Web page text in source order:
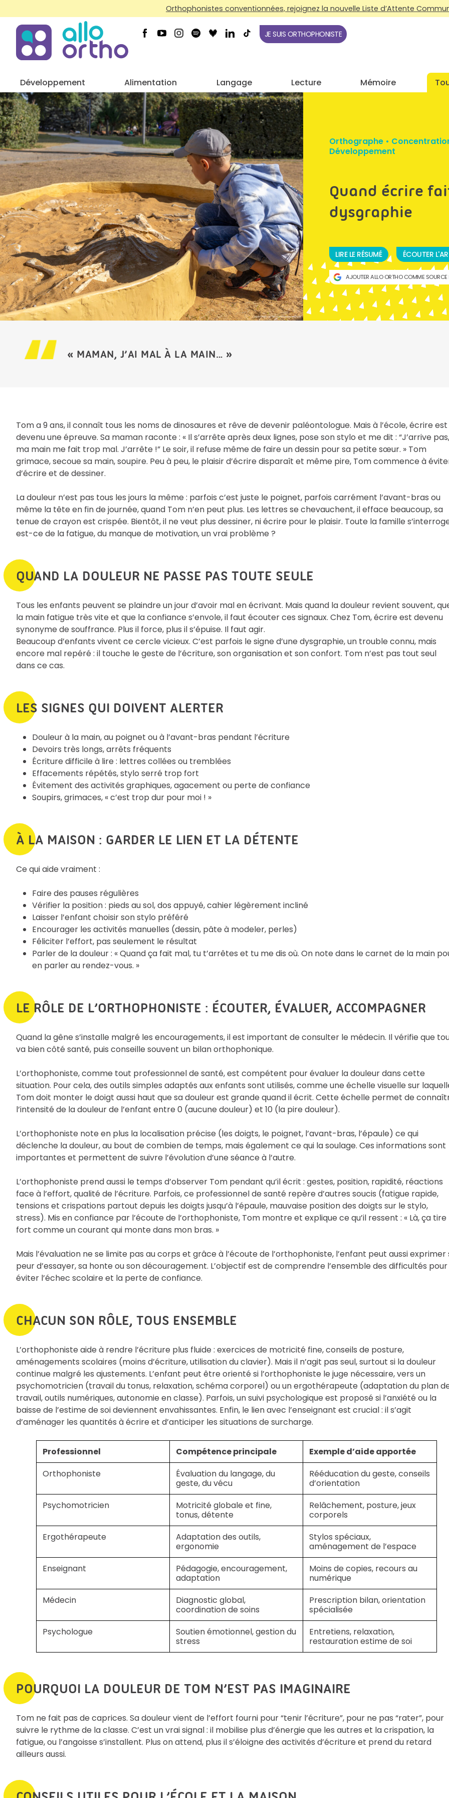
Orthophonistes conventionnées, rejoignez la nouvelle Liste d’Attente
JE SUIS ORTHOPHONISTE
Développement Alimentation Langage Lecture Mémoire
Crédit Photo by Alla chesnokova in Istock
Orthographe•
Développement
Quand écrire
dysgraphie
LIRE LE RÉSUMÉ ÉCOUTER
AJOUTER ALLO ORTHO COMME SOURCE
« MAMAN, J’AI MAL À LA MAIN… »
Tom a 9 ans, il connaît tous les noms de dinosaures et rêve de devenir paléontologue. Mais à l’école, écrire est
devenu une épreuve. Sa maman raconte : « Il s’arrête après deux lignes, pose son stylo et me dit : “J’arrive pas,
ma main me fait trop mal. J’arrête !” Le soir, il refuse même de faire un dessin pour sa petite sœur. » Tom
grimace, secoue sa main, soupire. Peu à peu, le plaisir d’écrire disparaît et même pire, Tom commence à
d’écrire et de dessiner.
La douleur n’est pas tous les jours la même : parfois c’est juste le poignet, parfois carrément l’avant-bras ou
même la tête en fin de journée, quand Tom n’en peut plus. Les lettres se chevauchent, il efface beaucoup, sa
tenue de crayon est crispée. Bientôt, il ne veut plus dessiner, ni écrire pour le plaisir. Toute la famille
est-ce de la fatigue, du manque de motivation, un vrai problème ?
QUAND LA DOULEUR NE PASSE PAS TOUTE SEULE
Tous les enfants peuvent se plaindre un jour d’avoir mal en écrivant. Mais quand la douleur revient souvent,
la main fatigue très vite et que la confiance s’envole, il faut écouter ces signaux. Chez Tom, écrire est devenu
synonyme de souffrance. Plus il force, plus il s’épuise. Il faut agir.
Beaucoup d’enfants vivent ce cercle vicieux. C’est parfois le signe d’une dysgraphie, un trouble connu, mais
encore mal repéré : il touche le geste de l’écriture, son organisation et son confort. Tom n’est pas tout seul
dans ce cas.
LES SIGNES QUI DOIVENT ALERTER
Douleur à la main, au poignet ou à l’avant-bras pendant l’écriture
Devoirs très longs, arrêts fréquents
Écriture difficile à lire : lettres collées ou tremblées
Effacements répétés, stylo serré trop fort
Évitement des activités graphiques, agacement ou perte de confiance
Soupirs, grimaces, « c’est trop dur pour moi ! »
À LA MAISON : GARDER LE LIEN ET LA DÉTENTE
Ce qui aide vraiment :
Faire des pauses régulières
Vérifier la position : pieds au sol, dos appuyé, cahier légèrement incliné
Laisser l’enfant choisir son stylo préféré
Encourager les activités manuelles (dessin, pâte à modeler, perles)
Féliciter l’effort, pas seulement le résultat
Parler de la douleur : « Quand ça fait mal, tu t’arrêtes et tu me dis où. On note dans le carnet de la main
en parler au rendez-vous. »
LE RÔLE DE L’ORTHOPHONISTE : ÉCOUTER, ÉVALUER, ACCOMPAGNER
Quand la gêne s’installe malgré les encouragements, il est important de consulter le médecin. Il vérifie que
va bien côté santé, puis conseille souvent un bilan orthophonique.
L’orthophoniste, comme tout professionnel de santé, est compétent pour évaluer la douleur dans cette
situation. Pour cela, des outils simples adaptés aux enfants sont utilisés, comme une échelle visuelle sur
Tom doit monter le doigt aussi haut que sa douleur est grande quand il écrit. Cette échelle permet de
l’intensité de la douleur de l’enfant entre 0 (aucune douleur) et 10 (la pire douleur).
L’orthophoniste note en plus la localisation précise (les doigts, le poignet, l’avant-bras, l’épaule) ce qui
déclenche la douleur, au bout de combien de temps, mais également ce qui la soulage. Ces informations sont
importantes et permettent de suivre l’évolution d’une séance à l’autre.
L’orthophoniste prend aussi le temps d’observer Tom pendant qu’il écrit : gestes, position, rapidité, réactions
face à l’effort, qualité de l’écriture. Parfois, ce professionnel de santé repère d’autres soucis (fatigue rapide,
tensions et crispations partout depuis les doigts jusqu’à l’épaule, mauvaise position des doigts sur le stylo,
stress). Mis en confiance par l’écoute de l’orthophoniste, Tom montre et explique ce qu’il ressent : « Là, ça tire
fort comme un courant qui monte dans mon bras. »
Mais l’évaluation ne se limite pas au corps et grâce à l’écoute de l’orthophoniste, l’enfant peut aussi exprimer
peur d’essayer, sa honte ou son découragement. L’objectif est de comprendre l’ensemble des difficultés pour
éviter l’échec scolaire et la perte de confiance.
CHACUN SON RÔLE, TOUS ENSEMBLE
L’orthophoniste aide à rendre l’écriture plus fluide : exercices de motricité fine, conseils de posture,
aménagements scolaires (moins d’écriture, utilisation du clavier). Mais il n’agit pas seul, surtout si la douleur
continue malgré les ajustements. L’enfant peut être orienté si l’orthophoniste le juge nécessaire, vers un
psychomotricien (travail du tonus, relaxation, schéma corporel) ou un ergothérapeute (adaptation du plan
travail, outils numériques, autonomie en classe). Parfois, un suivi psychologique est proposé si l’anxiété ou la
baisse de l’estime de soi deviennent envahissantes. Enfin, le lien avec l’enseignant est crucial : il s’agit
d’aménager les quantités à écrire et d’anticiper les situations de surcharge.
Professionnel Compétence principale
Exemple d’aide apportée
Orthophoniste
Évaluation du langage, du
geste, du vécu
Rééducation du geste, conseils
d’orientation
Psychomotricien
Motricité globale et fine,
tonus, détente
Relâchement, posture, jeux
corporels
Ergothérapeute
Adaptation des outils,
ergonomie
Stylos spéciaux,
aménagement de l’espace
Enseignant
Pédagogie, encouragement,
adaptation
Moins de copies, recours au
numérique
Médecin
Diagnostic global,
coordination de soins
Prescription bilan, orientation
spécialisée
Psychologue
Soutien émotionnel, gestion du
stress
Entretiens, relaxation,
restauration estime de soi
POURQUOI LA DOULEUR DE TOM N’EST PAS IMAGINAIRE
Tom ne fait pas de caprices. Sa douleur vient de l’effort fourni pour “tenir l’écriture”, pour ne pas “rater”, pour
suivre le rythme de la classe. C’est un vrai signal : il mobilise plus d’énergie que les autres et la crispation, la
fatigue, ou l’angoisse s’installent. Plus on attend, plus il s’éloigne des activités d’écriture et prend du retard
ailleurs aussi.